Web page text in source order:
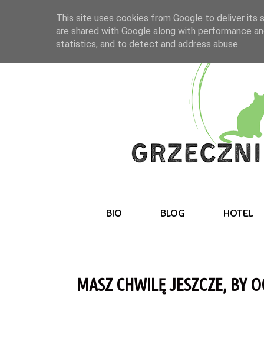
BIO BLOG HOTEL
MASZ CHWILĘ JESZCZE, BY
This site uses cookies from Google to deliver its
are shared with Google along with performance
statistics, and to detect and address abuse.